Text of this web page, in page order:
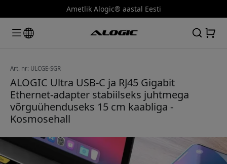
Ametlik Alogic® aastal Eesti
Art. nr: ULCGE-SGR
ALOGIC Ultra USB-C ja RJ45 Gigabit
Ethernet-adapter stabiilseks juhtmega
võrguühenduseks 15 cm kaabliga -
Kosmosehall